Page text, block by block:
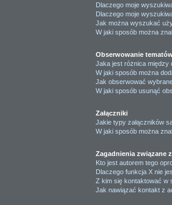
Dlaczego moje
Dlaczego moje
Jak można wyszukać
W jaki sposób można
Obserwowanie
Jaka jest różnica między
W jaki sposób można
Jak obserwować
W jaki sposób usunąć
Załączniki
Jakie typy załączników
W jaki sposób można
Zagadnienia związane
Kto jest autorem tego
Dlaczego funkcja X nie
Z kim się kontaktować w
Jak nawiązać kontakt z